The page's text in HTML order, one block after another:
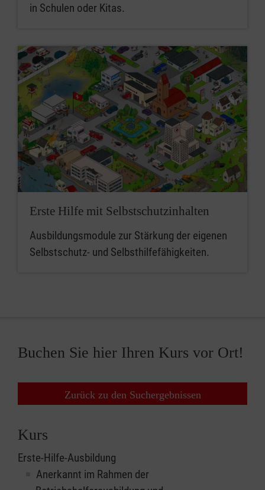
in Schulen oder Kitas.
Erste Hilfe mit Selbstschutzinhalten
Ausbildungsmodule zur Stärkung der eigenen
Selbstschutz- und Selbsthilfefähigkeiten.
Buchen Sie hier Ihren Kurs vor Ort!
Zurück zu den Suchergebnissen
Kurs
Erste-Hilfe-Ausbildung
Anerkannt im Rahmen der